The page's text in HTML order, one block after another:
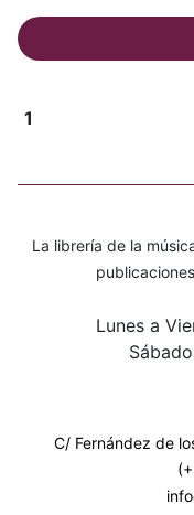
1
La librería de la
Lunes a
C/ Fernández de